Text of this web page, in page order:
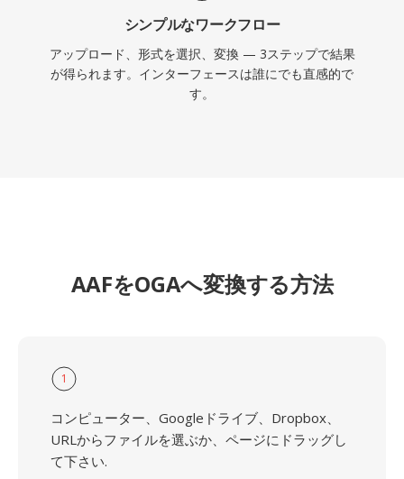
シンプルなワークフロー
アップロード、形式を選択、変換 — 3ステップで結果
が得られます。インターフェースは誰にでも直感的で
す。
AAFをOGAへ変換する方法
1
コンピューター、Googleドライブ、Dropbox、
URLからファイルを選ぶか、ページにドラッグし
て下さい.